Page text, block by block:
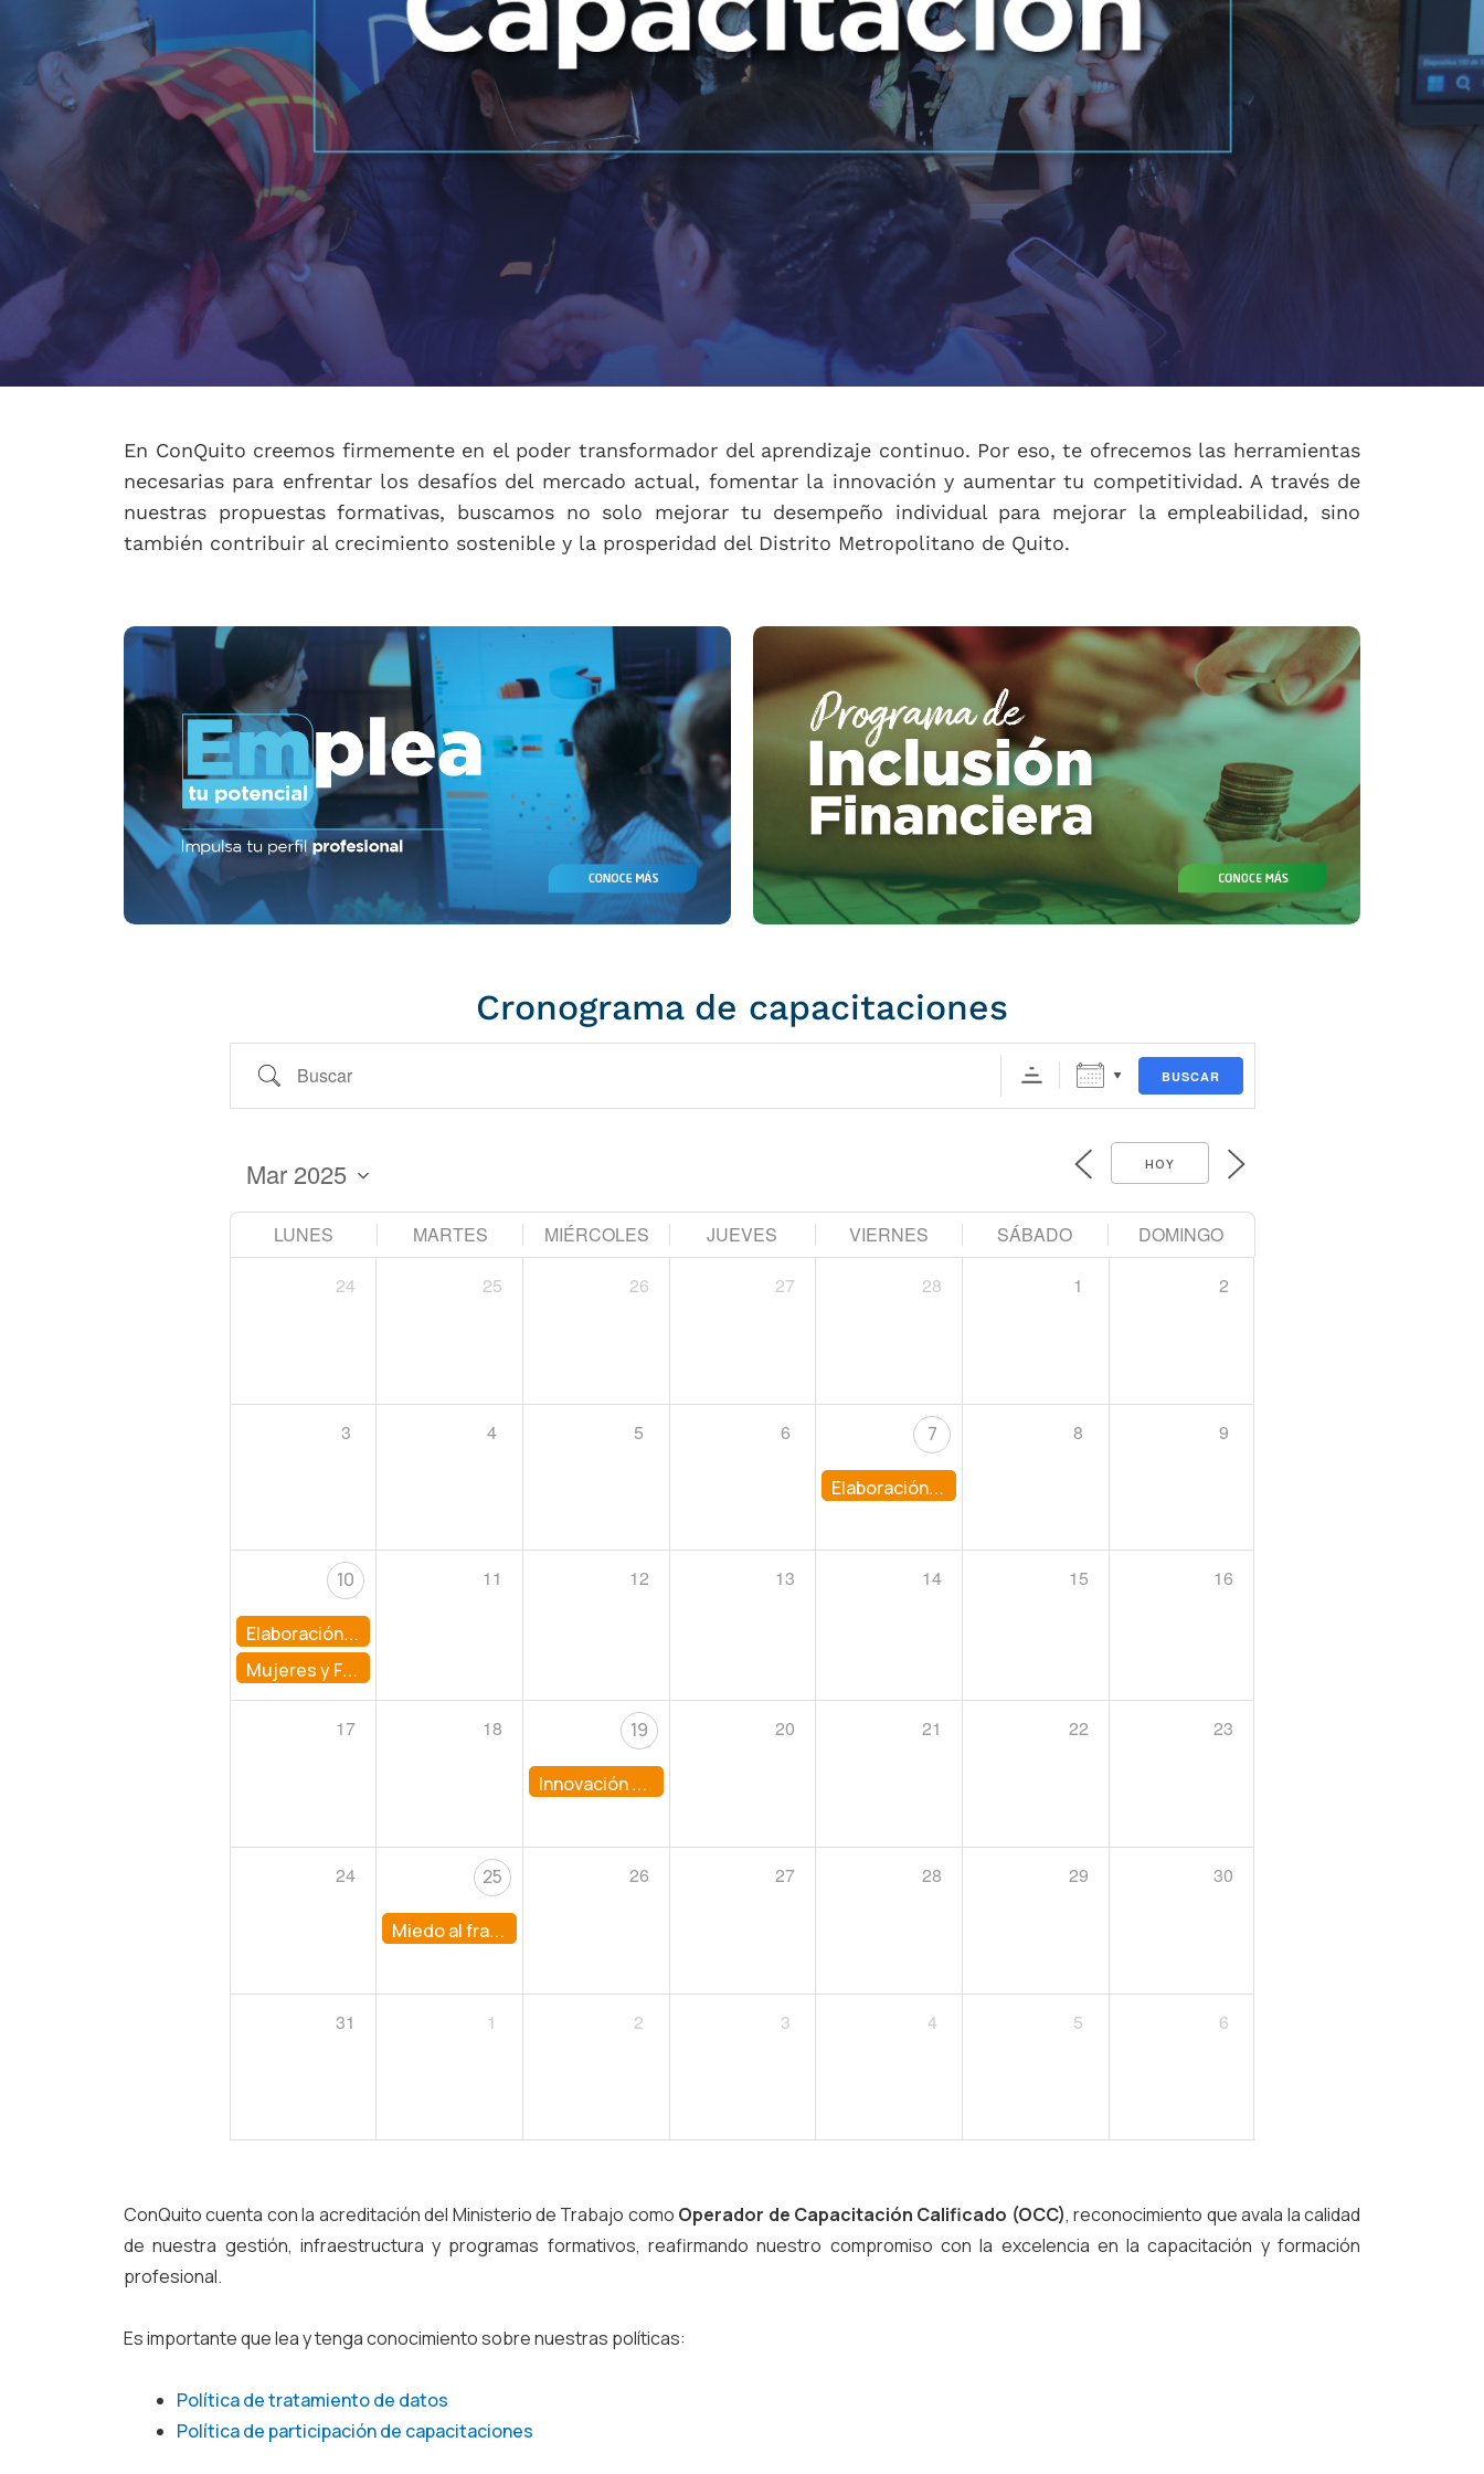
En ConQuito creemos firmemente en el poder transformador del aprendizaje continuo. Por eso, te ofrecemos las herramientas
necesarias para enfrentar los desafíos del mercado actual, fomentar la innovación y aumentar tu competitividad. A través de
nuestras propuestas formativas, buscamos no solo mejorar tu desempeño individual para mejorar la empleabilidad, sino
también contribuir al crecimiento sostenible y la prosperidad del Distrito Metropolitano de Quito.
Cronograma de capacitaciones
Buscar
BUSCAR
HOY
LUNES MARTES MIÉRCOLES JUEVES VIERNES SÁBADO
DOMINGO
24
25 26 27 28 1 2
3 4 5 6 7
Elaboración de abonos orgánicos: Elaboración de compost
8 9
10
Elaboración de abonos orgánicos: Elaboración de bacterias acido lácticas
Mujeres y Finanzas: Transformando Negocios
11 12 13 14 15 16
17 18 19
Innovación & Emprendimiento: Motores de desarrollo
20 21 22 23
24 25
Miedo al fracaso
26 27 28 29 30
31 1 2 3 4 5 6
ConQuito cuenta con la acreditación del Ministerio de Trabajo como Operador de Capacitación Calificado (OCC), reconocimiento que avala la calidad
de nuestra gestión, infraestructura y programas formativos, reafirmando nuestro compromiso con la excelencia en la capacitación y formación
profesional.
Es importante que lea y tenga conocimiento sobre nuestras políticas:
Política de tratamiento de datos
Política de participación de capacitaciones